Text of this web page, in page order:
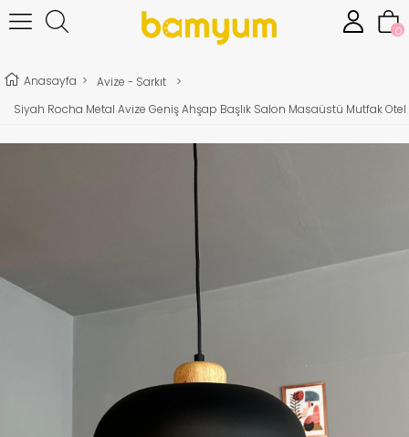
0
Anasayfa > Avize - Sarkıt
>
Siyah Rocha Metal Avize Geniş Ahşap Başlık Salon Masaüstü Mutfak